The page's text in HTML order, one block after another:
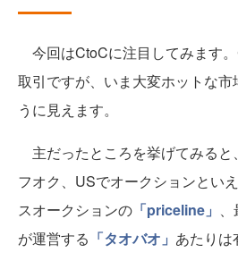
今回はCtoCに注目してみます
取引ですが、いま大変ホットな市
うに見えます。
主だったところを挙げてみると
フオク、USでオークションとい
スオークションの 「priceline」
が運営する 「タオバオ」 あたりは